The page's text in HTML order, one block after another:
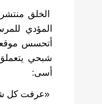
الخلق
المؤدي
أتحسس
شبحي
أسى:
«عرفت كل